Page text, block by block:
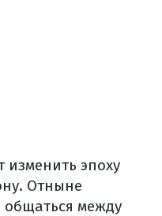
изменить эпоху
Отныне
общаться между